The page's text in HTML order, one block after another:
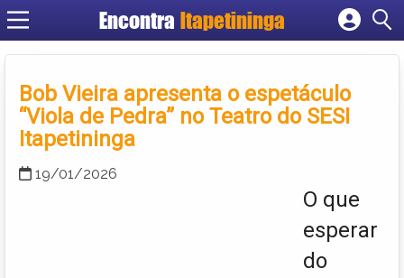
Encontra Itapetininga
Cadastrar empresa
Criar conta
Bob Vieira apresenta o espetáculo
“Viola de Pedra” no Teatro do SESI
Itapetininga
19/01/2026
O que
esperar
do